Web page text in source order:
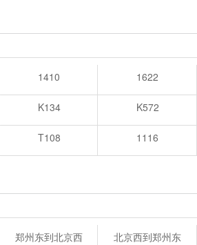
1410 1622
K134 K572
T108 1116
郑州东到北京西 北京西到郑州东